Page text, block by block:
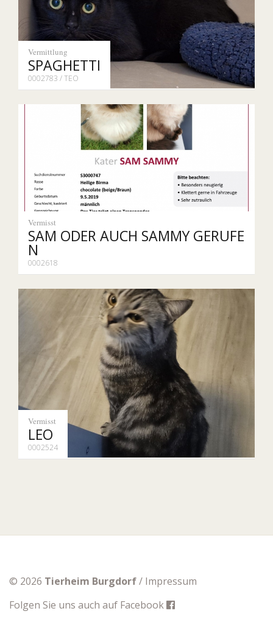
Vermittlung
SPAGHETTI
0002783 / TEO
Vermisst
SAM ODER AUCH SAMMY GERUFE
N
0002618
Vermisst
LEO
0002524
© 2026 Tierheim Burgdorf/ Impressum
Folgen Sie uns auch auf Facebook